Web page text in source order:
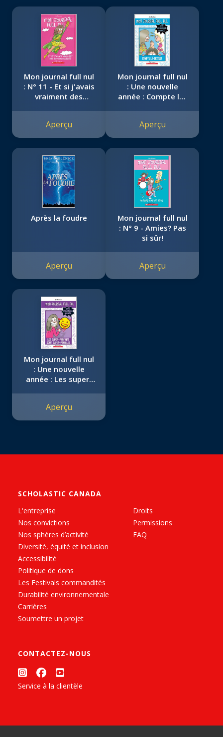
Mon journal full nul
: N° 11 - Et si j'avais
vraiment des
Aperçu
Mon journal full nul
: Une nouvelle
année : Compte là-
Aperçu
Après la foudre
Aperçu
Mon journal full nul
: N° 9 - Amies? Pas
si sûr!
Aperçu
Mon journal full nul
: Une nouvelle
année : Les super-
Aperçu
SCHOLASTIC CANADA
L'entreprise
Nos convictions
Nos sphères d’activité
Diversité, équité et inclusion
Accessibilité
Politique de dons
Les Festivals commandités
Durabilité environnementale
Carrières
Soumettre un projet
Droits
Permissions
FAQ
CONTACTEZ-NOUS
Service à la clientèle